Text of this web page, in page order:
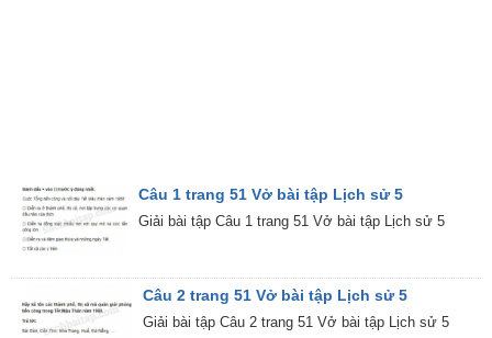
Câu 1 trang 51 Vở bài tập Lịch sử 5
Giải bài tập Câu 1 trang 51 Vở bài tập Lịch sử 5
Câu 2 trang 51 Vở bài tập Lịch sử 5
Giải bài tập Câu 2 trang 51 Vở bài tập Lịch sử 5